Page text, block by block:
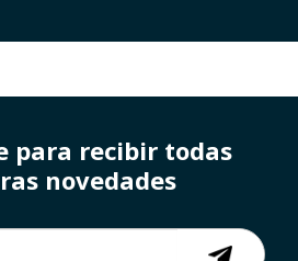
para recibir todas
novedades